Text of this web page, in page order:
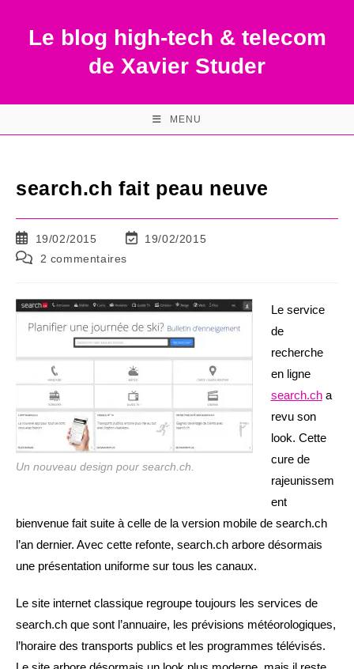
contentLe blog high-tech & telecom
de Xavier Studer
MENU
search.ch fait peau neuve
Publication
publiée :
19/02/2015
Dernière
publication :
19/02/2015
Commentaires
publication :
2 commentaires
Un nouveau design pour search.ch.
Le service
de
recherche
en ligne
search.cha
revu son
look. Cette
cure de
rajeunissem
ent
bienvenue fait suite à celle de la version mobile de search.ch
l’an dernier. Avec cette refonte, search.ch arbore désormais
une présentation uniforme sur tous les canaux.
Le site internet classique regroupe toujours les services de
search.ch que sont l’annuaire, les prévisions météorologiques,
l’horaire des transports publics et les programmes télévisés.